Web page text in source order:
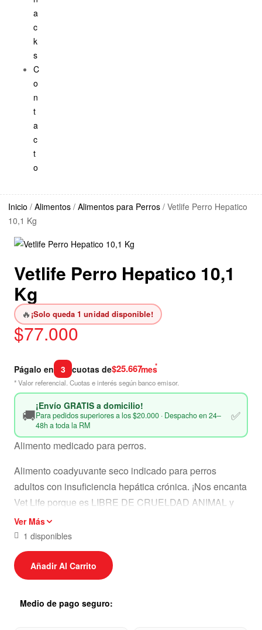
a
c
k
s
C
o
n
t
a
c
t
o
Inicio / Alimentos / Alimentos para Perros / Vetlife Perro Hepatico
10,1 Kg
Vetlife Perro Hepatico 10,1
Kg
🔥 ¡Solo queda 1 unidad disponible!
$77.000
Págalo en 3 cuotas de$25.667/mes*
* Valor referencial. Cuotas e interés según banco emisor.
🚚
¡Envío GRATIS a domicilio!
Para pedidos superiores a los $20.000 · Despacho en 24–
48h a toda la RM
✅
Alimento medicado para perros.
Alimento coadyuvante seco indicado para perros
adultos con insuficiencia hepática crónica. ¡Nos encanta
Vet Life porque es LIBRE DE CRUELDAD ANIMAL y
100% LIBRE DE TRANSGÉNICOS!
RESTRICCIONES Y OTRAS RECOMENDACIONES:
Vet Life Natural Canine Hepatic está contraindicado
para cachorros, perras en gestación o lactancia.
Ver Más
1 disponibles
Añadir Al Carrito
Medio de pago seguro: